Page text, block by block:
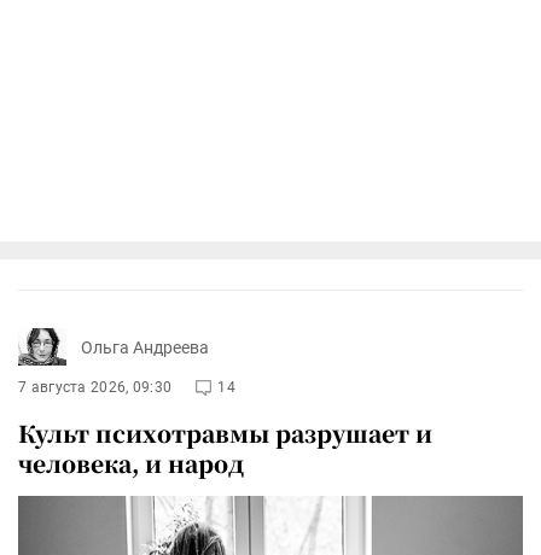
Ольга Андреева
7 августа 2026, 09:30 14
Культ психотравмы разрушает и
человека, и народ